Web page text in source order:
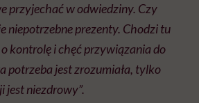
przyjechać w odwiedziny. Czy
niepotrzebne prezenty. Chodzi tu
kontrolę i chęć przywiązania do
potrzeba jest zrozumiała, tylko
jest niezdrowy”.